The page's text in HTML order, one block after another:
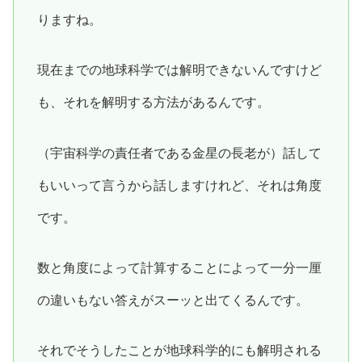
りますね。
現在までの地球科学では解明できないんですけど
も、それを解明する方法があるんです。
（宇宙科学の責任者である金星の長老が）話して
もいいって言うから話しますけれど、それは角度
です。
数と角度によって計算することによって一分一厘
の違いもない答えがスーッと出てくるんです。
それでそうしたことが地球科学的にも解明される